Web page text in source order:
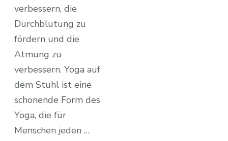
verbessern, die
Durchblutung zu
fördern und die
Atmung zu
verbessern. Yoga auf
dem Stuhl ist eine
schonende Form des
Yoga, die für
Menschen jeden …